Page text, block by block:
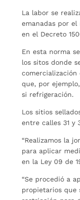
La labor se
emanadas por
en el Decreto
En esta norma
los sitos donde
que, por
si refrigeración.
Los sitios
entre calles 31 y
“Realizamos la
para aplicar
en la Ley 09 de
“Se procedió a
propietarios que